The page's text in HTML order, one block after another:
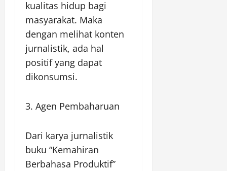
kualitas hidup bagi
masyarakat. Maka
dengan melihat konten
jurnalistik, ada hal
positif yang dapat
dikonsumsi.
3. Agen Pembaharuan
Dari karya jurnalistik
buku “Kemahiran
Berbahasa Produktif”